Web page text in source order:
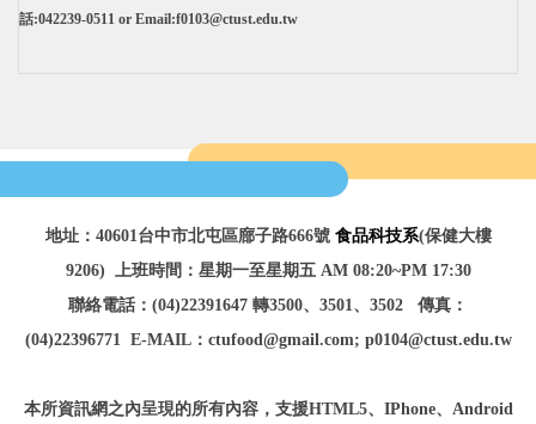
話:042239-0511 or Email:f0103@ctust.edu.tw
地址：40601台中市北屯區廍子路666號 食品科技系(保健大樓
9206)
上班時間：星期一至星期五 AM 08:20~PM 17:30
聯絡電話：(04)22391647 轉3500、3501、3502 傳真：
(04)22396771 E-MAIL：ctufood@gmail.com; p0104@ctust.edu.tw
本所資訊網之內呈現的所有內容， 支援HTML5、IPhone、Android